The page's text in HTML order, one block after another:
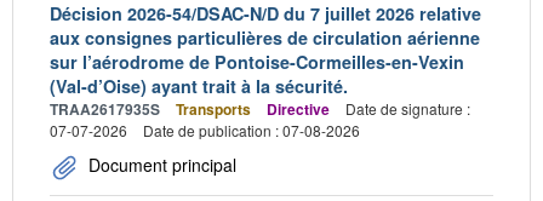
Décision 2026-54/DSAC-N/D du 7 juillet 2026 relative
aux consignes particulières de circulation aérienne
sur l’aérodrome de Pontoise-Cormeilles-en-Vexin
(Val-d’Oise) ayant trait à la sécurité.
TRAA2617935S Transports Directive
Date de signature :
07-07-2026
Date de publication : 07-08-2026
Document principal